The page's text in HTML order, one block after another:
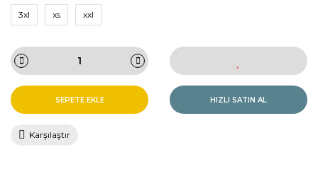
3xl xs xxl
SEPETE EKLE HIZLI SATIN AL
Karşılaştır